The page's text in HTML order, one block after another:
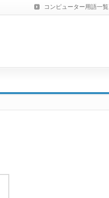
コンピューター用語一覧